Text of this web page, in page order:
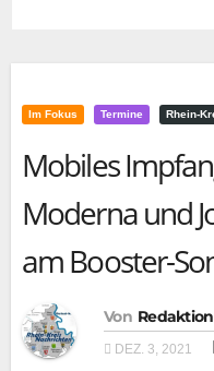
Im Fokus Termine Rhein-
Mobiles
Moderna und
am Booster-
Von Redaktion
DEZ. 3, 2021